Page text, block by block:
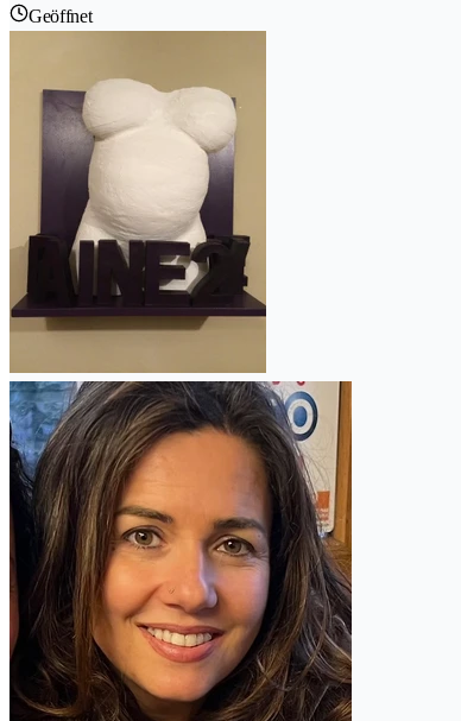
Geöffnet